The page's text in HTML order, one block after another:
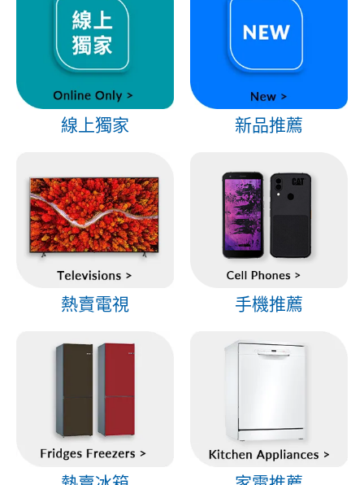
線上獨家 新品推薦
熱賣電視 手機推薦